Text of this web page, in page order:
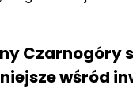
Czarnogóry
wśród